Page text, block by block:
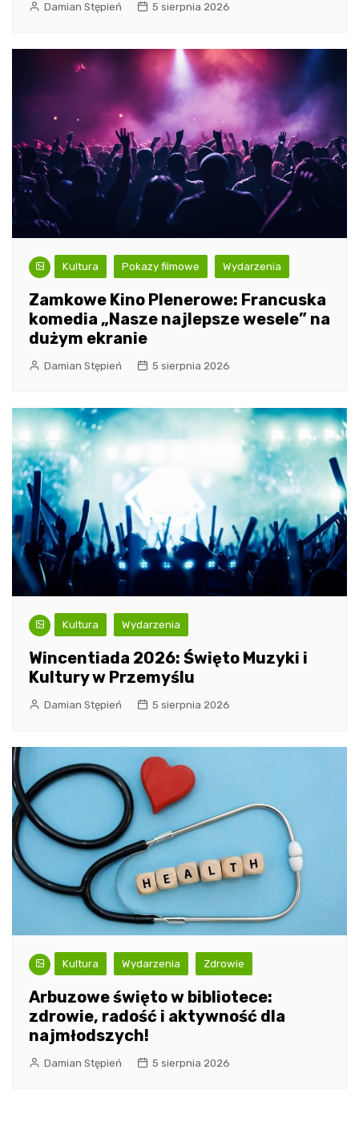
Damian Stępień 5 sierpnia 2026
Kultura Pokazy filmowe Wydarzenia
Zamkowe Kino Plenerowe: Francuska
komedia „Nasze najlepsze wesele” na
dużym ekranie
Damian Stępień 5 sierpnia 2026
Kultura Wydarzenia
Wincentiada 2026: Święto Muzyki i
Kultury w Przemyślu
Damian Stępień 5 sierpnia 2026
Kultura Wydarzenia Zdrowie
Arbuzowe święto w bibliotece:
zdrowie, radość i aktywność dla
najmłodszych!
Damian Stępień 5 sierpnia 2026